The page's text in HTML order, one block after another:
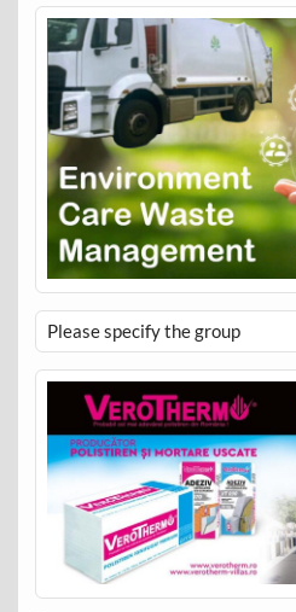
Please specify the group